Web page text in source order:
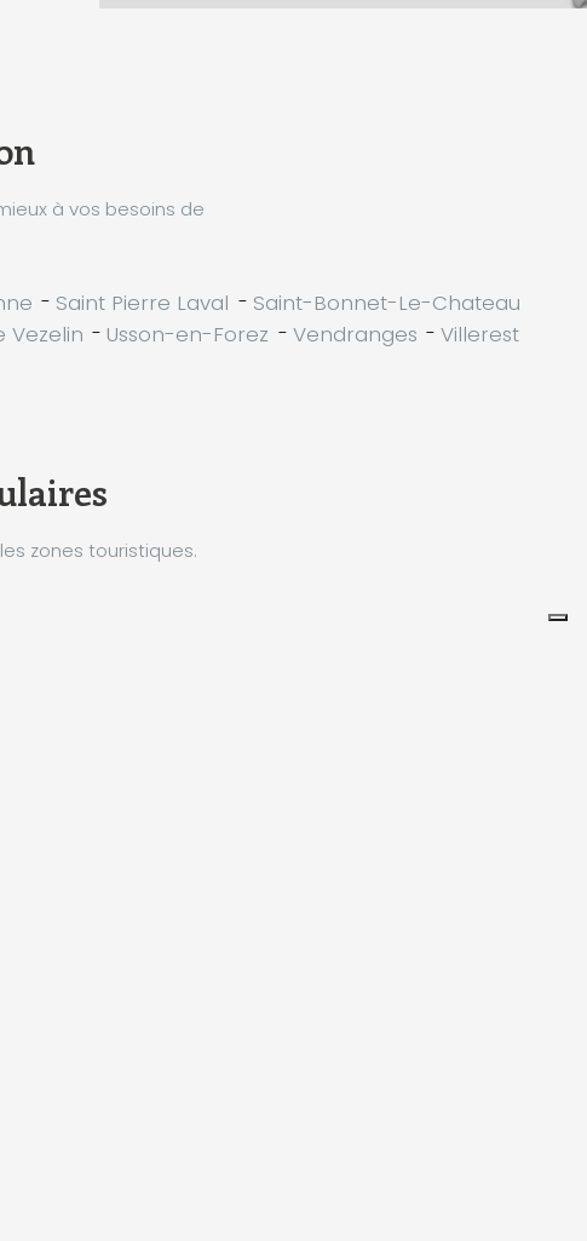
à vos besoins de
- Saint Pierre Laval - Saint-Bonnet-Le-Chateau
Vezelin - Usson-en-Forez - Vendranges - Villerest
zones touristiques.